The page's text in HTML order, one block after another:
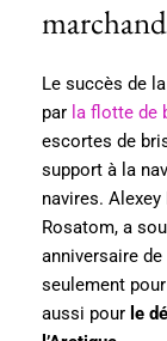
Le succès de
par la flotte de
escortes de
support à la
navires. Alexey
Rosatom, a
anniversaire
seulement
aussi pour le